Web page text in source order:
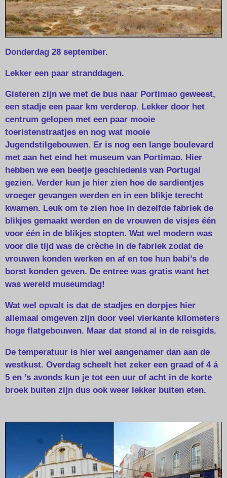
Donderdag 28 september.
Lekker een paar stranddagen.
Gisteren zijn we met de bus naar Portimao geweest,
een stadje een paar km verderop. Lekker door het
centrum gelopen met een paar mooie
toeristenstraatjes en nog wat mooie
Jugendstilgebouwen. Er is nog een lange boulevard
met aan het eind het museum van Portimao. Hier
hebben we een beetje geschiedenis van Portugal
gezien. Verder kun je hier zien hoe de sardientjes
vroeger gevangen werden en in een blikje terecht
kwamen. Leuk om te zien hoe in dezelfde fabriek de
blikjes gemaakt werden en de vrouwen de visjes één
voor één in de blikjes stopten. Wat wel modern was
voor die tijd was de crèche in de fabriek zodat de
vrouwen konden werken en af en toe hun babi’s de
borst konden geven. De entree was gratis want het
was wereld museumdag!
Wat wel opvalt is dat de stadjes en dorpjes hier
allemaal omgeven zijn door veel vierkante kilometers
hoge flatgebouwen. Maar dat stond al in de reisgids.
De temperatuur is hier wel aangenamer dan aan de
westkust. Overdag scheelt het zeker een graad of 4 á
5 en ’s avonds kun je tot een uur of acht in de korte
broek buiten zijn dus ook weer lekker buiten eten.